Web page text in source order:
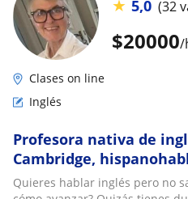
$20000/
★ 5,0 (32
Clases on line
Inglés
Profesora nativa de
Cambridge,
Quieres hablar inglés pero no